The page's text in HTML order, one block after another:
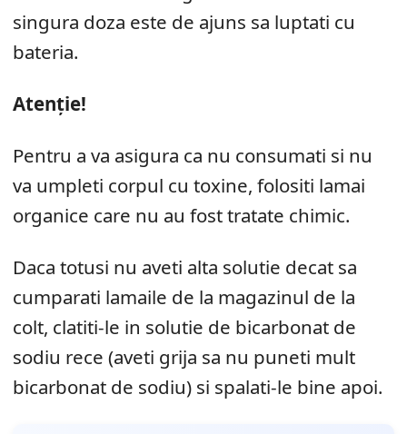
singura doza este de ajuns sa luptati cu
bateria.
Atenție!
Pentru a va asigura ca nu consumati si nu
va umpleti corpul cu toxine, folositi lamai
organice care nu au fost tratate chimic.
Daca totusi nu aveti alta solutie decat sa
cumparati lamaile de la magazinul de la
colt, clatiti-le in solutie de bicarbonat de
sodiu rece (aveti grija sa nu puneti mult
bicarbonat de sodiu) si spalati-le bine apoi.